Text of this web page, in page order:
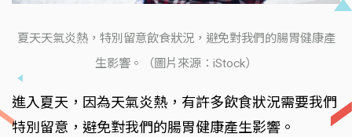
夏天天氣炎熱，特別留意飲食狀況，避免對我們的腸胃健康產
生影響。（圖片來源：iStock）
進入夏天，因為天氣炎熱，有許多飲食狀況需要我們
特別留意，避免對我們的腸胃健康產生影響。